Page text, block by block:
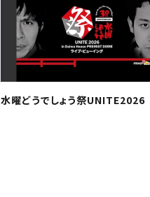
九州
水曜どうでしょう祭UNITE2026